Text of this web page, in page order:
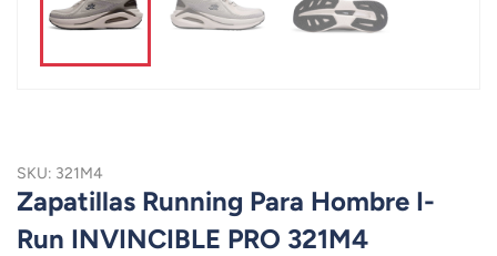
SKU: 321M4
Zapatillas Running Para Hombre I-
Run INVINCIBLE PRO 321M4